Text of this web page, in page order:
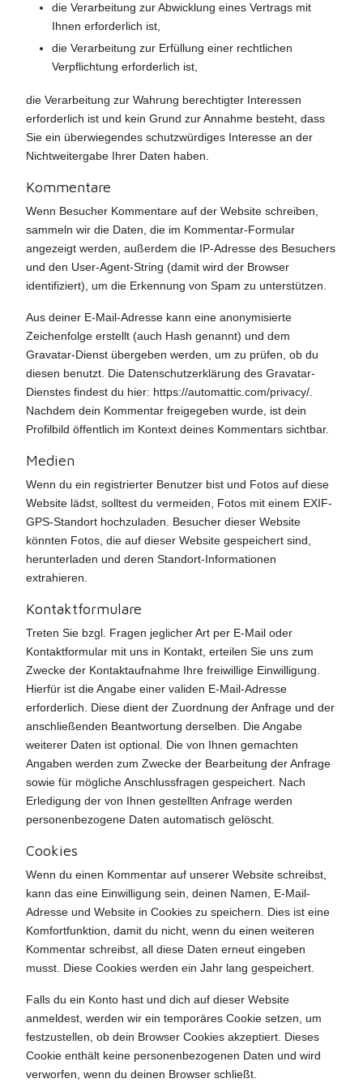
die Verarbeitung zur Abwicklung eines Vertrags mit
Ihnen erforderlich ist,
die Verarbeitung zur Erfüllung einer rechtlichen
Verpflichtung erforderlich ist,
die Verarbeitung zur Wahrung berechtigter Interessen
erforderlich ist und kein Grund zur Annahme besteht, dass
Sie ein überwiegendes schutzwürdiges Interesse an der
Nichtweitergabe Ihrer Daten haben.
Kommentare
Wenn Besucher Kommentare auf der Website schreiben,
sammeln wir die Daten, die im Kommentar-Formular
angezeigt werden, außerdem die IP-Adresse des Besuchers
und den User-Agent-String (damit wird der Browser
identifiziert), um die Erkennung von Spam zu unterstützen.
Aus deiner E-Mail-Adresse kann eine anonymisierte
Zeichenfolge erstellt (auch Hash genannt) und dem
Gravatar-Dienst übergeben werden, um zu prüfen, ob du
diesen benutzt. Die Datenschutzerklärung des Gravatar-
Dienstes findest du hier: https://automattic.com/privacy/.
Nachdem dein Kommentar freigegeben wurde, ist dein
Profilbild öffentlich im Kontext deines Kommentars sichtbar.
Medien
Wenn du ein registrierter Benutzer bist und Fotos auf diese
Website lädst, solltest du vermeiden, Fotos mit einem EXIF-
GPS-Standort hochzuladen. Besucher dieser Website
könnten Fotos, die auf dieser Website gespeichert sind,
herunterladen und deren Standort-Informationen
extrahieren.
Kontaktformulare
Treten Sie bzgl. Fragen jeglicher Art per E-Mail oder
Kontaktformular mit uns in Kontakt, erteilen Sie uns zum
Zwecke der Kontaktaufnahme Ihre freiwillige Einwilligung.
Hierfür ist die Angabe einer validen E-Mail-Adresse
erforderlich. Diese dient der Zuordnung der Anfrage und der
anschließenden Beantwortung derselben. Die Angabe
weiterer Daten ist optional. Die von Ihnen gemachten
Angaben werden zum Zwecke der Bearbeitung der Anfrage
sowie für mögliche Anschlussfragen gespeichert. Nach
Erledigung der von Ihnen gestellten Anfrage werden
personenbezogene Daten automatisch gelöscht.
Cookies
Wenn du einen Kommentar auf unserer Website schreibst,
kann das eine Einwilligung sein, deinen Namen, E-Mail-
Adresse und Website in Cookies zu speichern. Dies ist eine
Komfortfunktion, damit du nicht, wenn du einen weiteren
Kommentar schreibst, all diese Daten erneut eingeben
musst. Diese Cookies werden ein Jahr lang gespeichert.
Falls du ein Konto hast und dich auf dieser Website
anmeldest, werden wir ein temporäres Cookie setzen, um
festzustellen, ob dein Browser Cookies akzeptiert. Dieses
Cookie enthält keine personenbezogenen Daten und wird
verworfen, wenn du deinen Browser schließt.